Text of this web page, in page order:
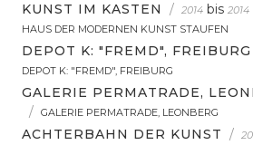
KUNST IM KASTEN / 2014 bis 2014
HAUS DER MODERNEN KUNST STAUFEN
DEPOT K: "FREMD", FREIBURG
DEPOT K: "FREMD", FREIBURG
GALERIE PERMATRADE,
/ GALERIE PERMATRADE, LEONBERG
ACHTERBAHN DER KUNST /